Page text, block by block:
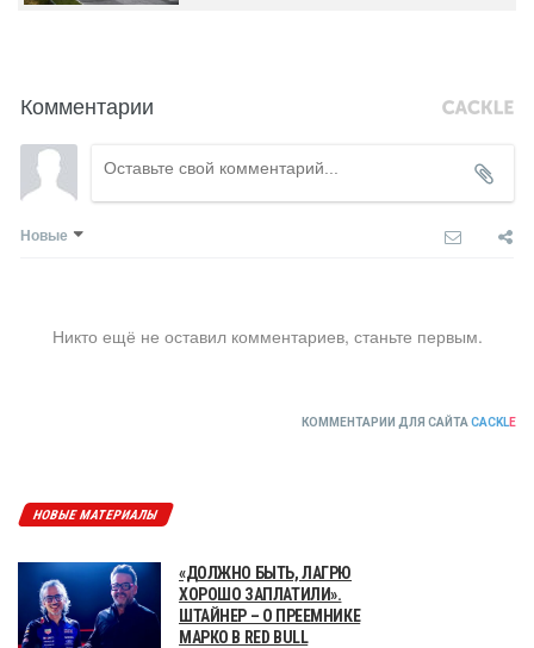
Комментарии
Новые
Никто ещё не оставил комментариев, станьте первым.
КОММЕНТАРИИ ДЛЯ САЙТА CACKLE
НОВЫЕ МАТЕРИАЛЫ
«ДОЛЖНО БЫТЬ, ЛАГРЮ
ХОРОШО ЗАПЛАТИЛИ».
ШТАЙНЕР – О ПРЕЕМНИКЕ
МАРКО В RED BULL